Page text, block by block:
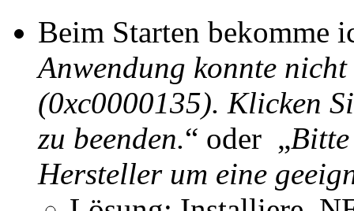
Beim Starten bekomme
Anwendung konnte
(0xc0000135). Klicken
zu beenden.“ oder „
Hersteller um eine